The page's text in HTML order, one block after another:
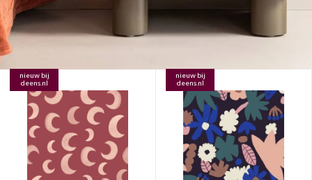
nieuw bij
deens.nl
nieuw bij
deens.nl